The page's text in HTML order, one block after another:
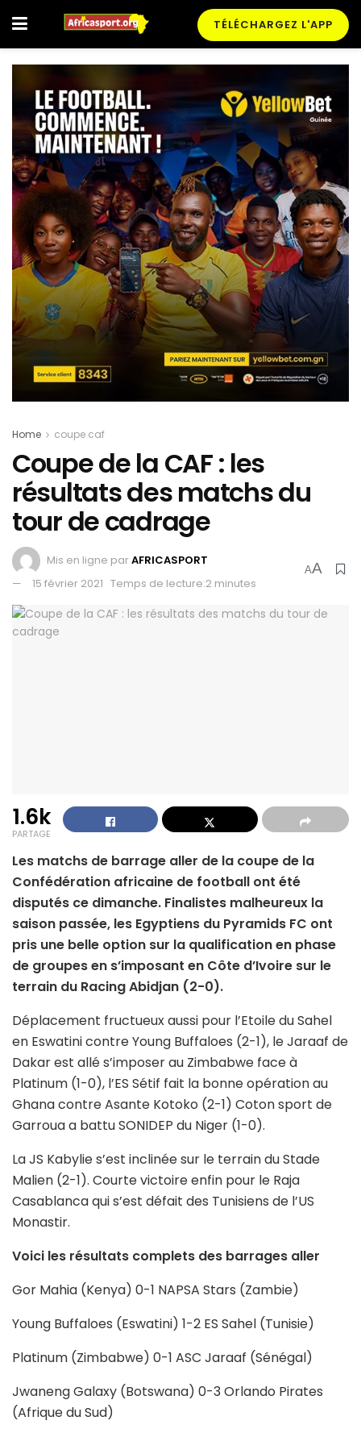
TÉLÉCHARGEZ L'APP
Home coupe caf
Coupe de la CAF : les
résultats des matchs du
tour de cadrage
Mis en ligne parAFRICASPORT
15 février 2021 Temps de lecture:2 minutes
AA
1.6k
PARTAGE
Les matchs de barrage aller de la coupe de la
Confédération africaine de football ont été
disputés ce dimanche. Finalistes malheureux la
saison passée, les Egyptiens du Pyramids FC ont
pris une belle option sur la qualification en phase
de groupes en s’imposant en Côte d’Ivoire sur le
terrain du Racing Abidjan (2-0).
Déplacement fructueux aussi pour l’Etoile du Sahel
en Eswatini contre Young Buffaloes (2-1), le Jaraaf de
Dakar est allé s’imposer au Zimbabwe face à
Platinum (1-0), l’ES Sétif fait la bonne opération au
Ghana contre Asante Kotoko (2-1) Coton sport de
Garroua a battu SONIDEP du Niger (1-0).
La JS Kabylie s’est inclinée sur le terrain du Stade
Malien (2-1). Courte victoire enfin pour le Raja
Casablanca qui s’est défait des Tunisiens de l’US
Monastir.
Voici les résultats complets des barrages aller
Gor Mahia (Kenya) 0-1 NAPSA Stars (Zambie)
Young Buffaloes (Eswatini) 1-2 ES Sahel (Tunisie)
Platinum (Zimbabwe) 0-1 ASC Jaraaf (Sénégal)
Jwaneng Galaxy (Botswana) 0-3 Orlando Pirates
(Afrique du Sud)